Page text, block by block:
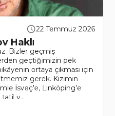
22 Temmuz 2026
Haklı
Bizler geçmiş
geçtiğimizin pek
ortaya çıkması için
gerek. Kızımın
İsveç’e, Linköping’e
y..